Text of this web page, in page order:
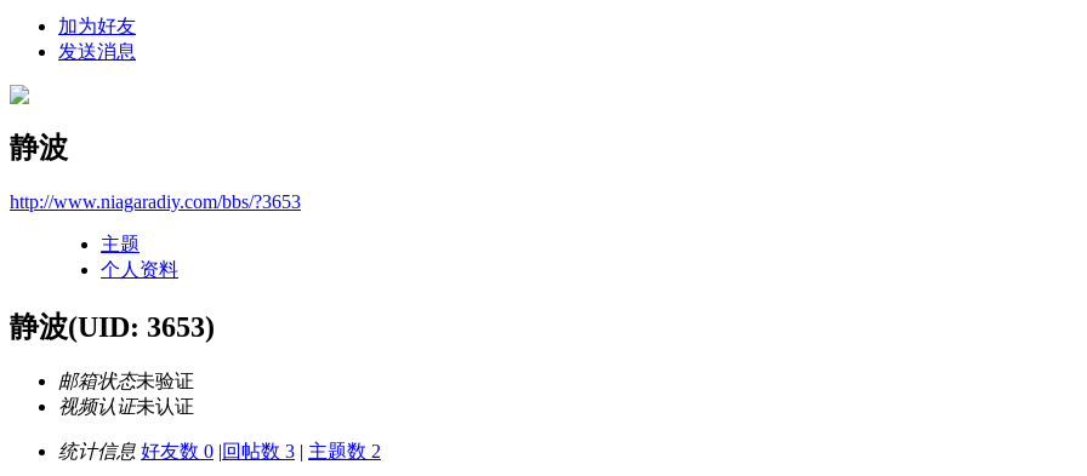
加为好友
发送消息
静波
http://www.niagaradiy.com/bbs/?3653
主题
个人资料
静波(UID: 3653)
邮箱状态未验证
视频认证未认证
统计信息 好友数 0 |回帖数 3 | 主题数 2